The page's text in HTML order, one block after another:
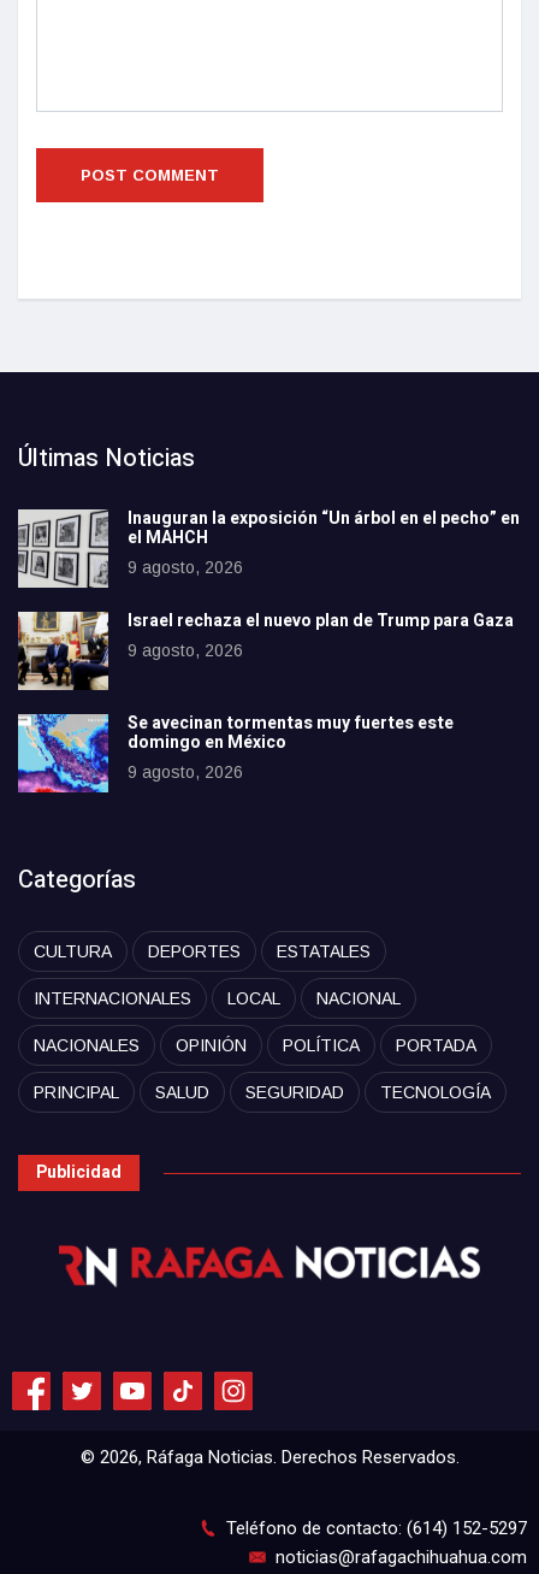
Últimas Noticias
Inauguran la exposición “Un árbol en el pecho” en
el MAHCH
9 agosto, 2026
Israel rechaza el nuevo plan de Trump para Gaza
9 agosto, 2026
Se avecinan tormentas muy fuertes este
domingo en México
9 agosto, 2026
Categorías
CULTURA DEPORTES ESTATALES
INTERNACIONALES LOCAL NACIONAL
NACIONALES OPINIÓN POLÍTICA PORTADA
PRINCIPAL SALUD SEGURIDAD TECNOLOGÍA
Publicidad
© 2026, Ráfaga Noticias. Derechos Reservados.
Teléfono de contacto: (614) 152-5297
noticias@rafagachihuahua.com